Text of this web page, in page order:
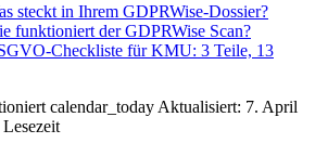
steckt in Ihrem GDPRWise-Dossier?
funktioniert der GDPRWise Scan?
Checkliste für KMU: 3 Teile, 13
calendar_today Aktualisiert: 7. April